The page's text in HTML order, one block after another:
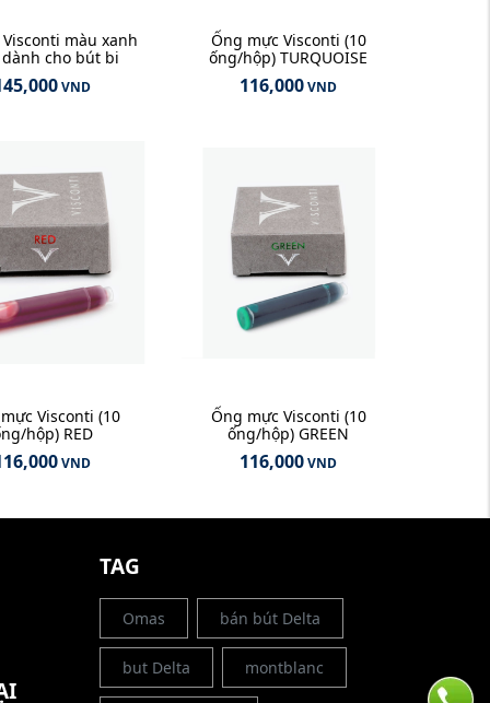
màu xanh
cho bút bi
VND
Ống mực Visconti (10
ống/hộp) TURQUOISE
116,000VND
Visconti (10
hộp) RED
VND
Ống mực Visconti (10
ống/hộp) GREEN
116,000VND
TAG
Omas bán bút Delta
but Delta montblanc